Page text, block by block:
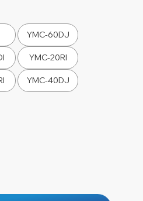
YMC-60DJ
YMC-20RI
YMC-40DJ